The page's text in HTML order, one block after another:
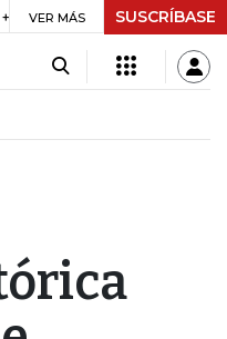
UVR $ 417,01 +$ 0,05
VER MÁS SUSCRÍBASE